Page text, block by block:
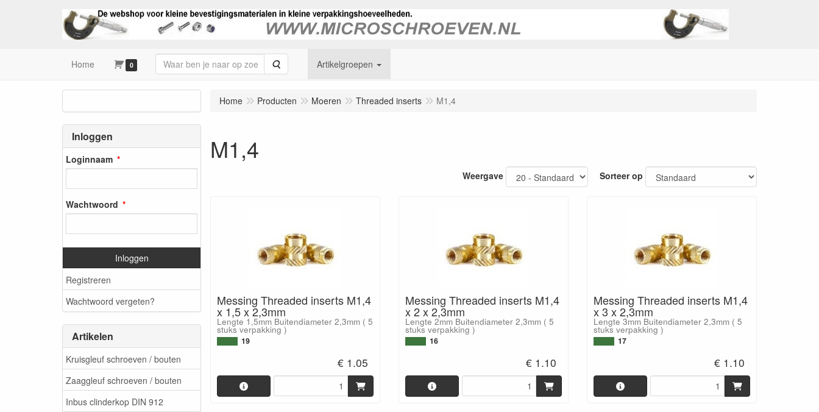
Home 0 Zoeken Artikelgroepen
Inloggen
Loginnaam
Wachtwoord
Inloggen
Registreren
Wachtwoord vergeten?
Artikelen
Kruisgleuf schroeven / bouten
Zaaggleuf schroeven / bouten
Inbus clinderkop DIN 912
Home Producten Moeren Threaded inserts M1,4
M1,4
Weergave Sorteer op
Messing Threaded inserts M1,4
x 1,5 x 2,3mm
Lengte 1,5mm Buitendiameter 2,3mm ( 5
stuks verpakking )
19
€ 1.05
Messing Threaded inserts M1,4
x 2 x 2,3mm
Lengte 2mm Buitendiameter 2,3mm ( 5
stuks verpakking )
16
€ 1.10
Messing Threaded inserts M1,4
x 3 x 2,3mm
Lengte 3mm Buitendiameter 2,3mm ( 5
stuks verpakking )
17
€ 1.10